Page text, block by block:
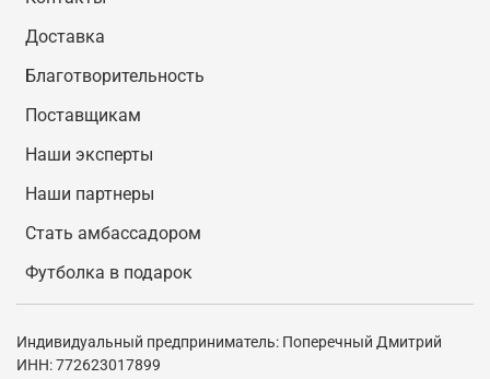
Доставка
Благотворительность
Поставщикам
Наши эксперты
Наши партнеры
Стать амбассадором
Футболка в подарок
Индивидуальный предприниматель: Поперечный Дмитрий
ИНН: 772623017899